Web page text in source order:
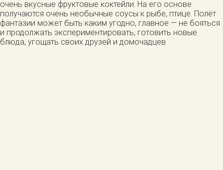
очень вкусные фруктовые коктейли. На его основе
получаются очень необычные соусы к рыбе, птице. Полёт
фантазии может быть каким угодно, главное — не бояться
и продолжать экспериментировать, готовить новые
блюда, угощать своих друзей и домочадцев.